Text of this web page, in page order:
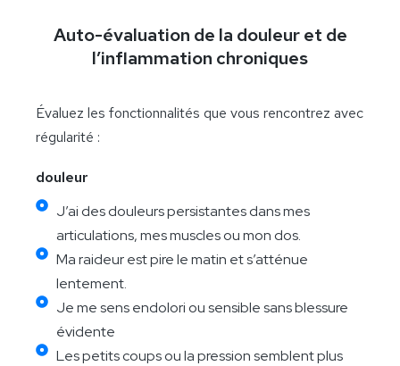
Auto-évaluation de la douleur et de
l’inflammation chroniques
Évaluez les fonctionnalités que vous rencontrez avec
régularité :
douleur
J’ai des douleurs persistantes dans mes
articulations, mes muscles ou mon dos.
Ma raideur est pire le matin et s’atténue
lentement.
Je me sens endolori ou sensible sans blessure
évidente
Les petits coups ou la pression semblent plus